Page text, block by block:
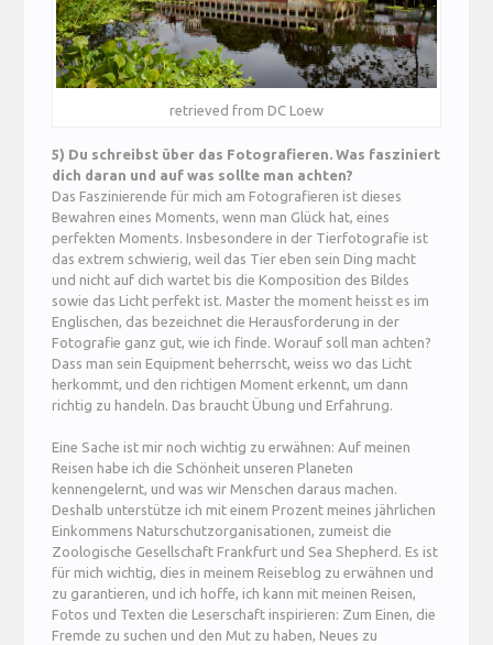
retrieved from DC Loew
5) Du schreibst über das Fotografieren. Was fasziniert
dich daran und auf was sollte man achten?
Das Faszinierende für mich am Fotografieren ist dieses
Bewahren eines Moments, wenn man Glück hat, eines
perfekten Moments. Insbesondere in der Tierfotografie ist
das extrem schwierig, weil das Tier eben sein Ding macht
und nicht auf dich wartet bis die Komposition des Bildes
sowie das Licht perfekt ist. Master the moment heisst es im
Englischen, das bezeichnet die Herausforderung in der
Fotografie ganz gut, wie ich finde. Worauf soll man achten?
Dass man sein Equipment beherrscht, weiss wo das Licht
herkommt, und den richtigen Moment erkennt, um dann
richtig zu handeln. Das braucht Übung und Erfahrung.
Eine Sache ist mir noch wichtig zu erwähnen: Auf meinen
Reisen habe ich die Schönheit unseren Planeten
kennengelernt, und was wir Menschen daraus machen.
Deshalb unterstütze ich mit einem Prozent meines jährlichen
Einkommens Naturschutzorganisationen, zumeist die
Zoologische Gesellschaft Frankfurt und Sea Shepherd. Es ist
für mich wichtig, dies in meinem Reiseblog zu erwähnen und
zu garantieren, und ich hoffe, ich kann mit meinen Reisen,
Fotos und Texten die Leserschaft inspirieren: Zum Einen, die
Fremde zu suchen und den Mut zu haben, Neues zu